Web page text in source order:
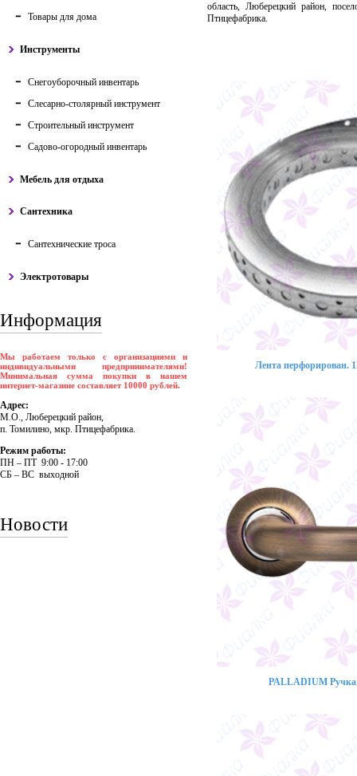
Товары для дома
Инструменты
Снегоуборочный инвентарь
Слесарно-столярный инструмент
Строительный инструмент
Садово-огородный инвентарь
Мебель для отдыха
Сантехника
Сантехнические троса
Электротовары
Информация
Мы работаем только с организациями и
индивидуальными предпринимателями!
Минимальная сумма покупки в нашем
интернет-магазине составляет 10000 рублей.
Адрес:
М.О., Люберецкий район,
п. Томилино, мкр. Птицефабрика.
Режим работы:
ПH – ПT 9:00 - 17:00
CБ – BC выходной
Новости
область, Люберецкий район,
Птицефабрика.
Лента перфорирован.
PALLADIUM Ручка